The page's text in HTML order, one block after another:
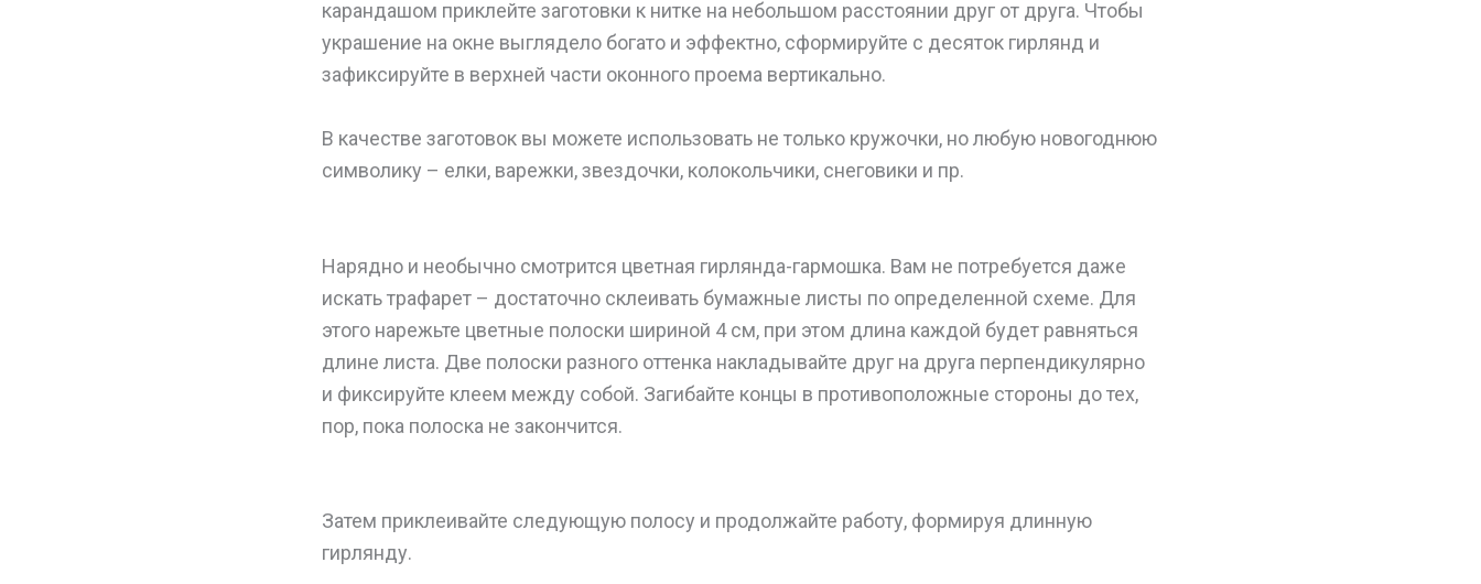
карандашом приклейте заготовки к нитке на небольшом расстоянии друг от друга. Чтобы
украшение на окне выглядело богато и эффектно, сформируйте с десяток гирлянд и
зафиксируйте в верхней части оконного проема вертикально.
В качестве заготовок вы можете использовать не только кружочки, но любую новогоднюю
символику – елки, варежки, звездочки, колокольчики, снеговики и пр.
Нарядно и необычно смотрится цветная гирлянда-гармошка. Вам не потребуется даже
искать трафарет – достаточно склеивать бумажные листы по определенной схеме. Для
этого нарежьте цветные полоски шириной 4 см, при этом длина каждой будет равняться
длине листа. Две полоски разного оттенка накладывайте друг на друга перпендикулярно
и фиксируйте клеем между собой. Загибайте концы в противоположные стороны до тех,
пор, пока полоска не закончится.
Затем приклеивайте следующую полосу и продолжайте работу, формируя длинную
гирлянду.